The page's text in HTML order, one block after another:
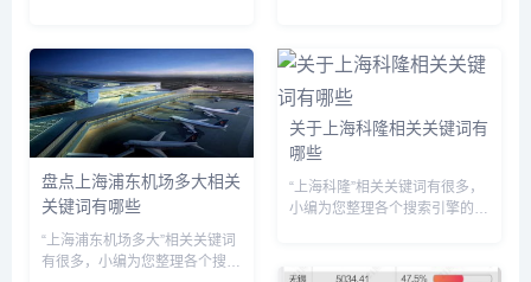
常,上海菜的做法大全视频播放,
上海菜的做法要放糖吗,上海菜
的做法大全糖醋排骨,上海菜的...
和条件,上海高考选科要求最新
政策,上海高考选科要求详解,上
海高考选科要求对照表,上海...
盘点上海浦东机场多大相关
关键词有哪些
“上海浦东机场多大”相关关键词
有很多，小编为您整理各个搜索
关于上海科隆相关关键词有
哪些
“上海科隆”相关关键词有很多，
小编为您整理各个搜索引擎的相
量有限公司,上海科隆测量仪器